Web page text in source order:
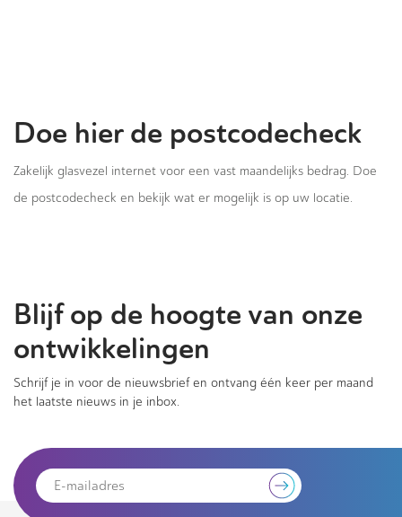
Doe hier de postcodecheck
Zakelijk glasvezel internet voor een vast maandelijks bedrag. Doe
de postcodecheck en bekijk wat er mogelijk is op uw locatie.
Blijf op de hoogte van onze
ontwikkelingen
Schrijf je in voor de nieuwsbrief en ontvang één keer per maand
het laatste nieuws in je inbox.